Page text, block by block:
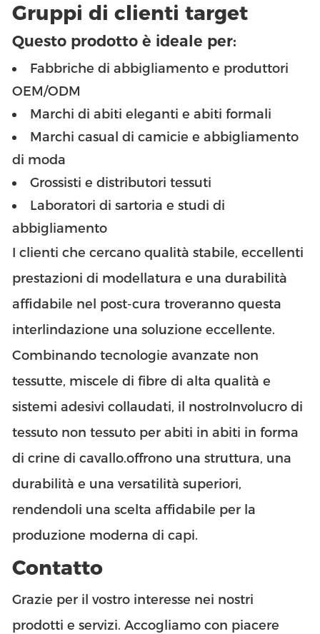
Gruppi di clienti target
Questo prodotto è ideale per:
Fabbriche di abbigliamento e produttori
OEM/ODM
Marchi di abiti eleganti e abiti formali
Marchi casual di camicie e abbigliamento
di moda
Grossisti e distributori tessuti
Laboratori di sartoria e studi di
abbigliamento
I clienti che cercano qualità stabile, eccellenti
prestazioni di modellatura e una durabilità
affidabile nel post-cura troveranno questa
interlindazione una soluzione eccellente.
Combinando tecnologie avanzate non
tessutte, miscele di fibre di alta qualità e
sistemi adesivi collaudati, il nostroInvolucro di
tessuto non tessuto per abiti in abiti in forma
di crine di cavallo.offrono una struttura, una
durabilità e una versatilità superiori,
rendendoli una scelta affidabile per la
produzione moderna di capi.
Contatto
Grazie per il vostro interesse nei nostri
prodotti e servizi. Accogliamo con piacere